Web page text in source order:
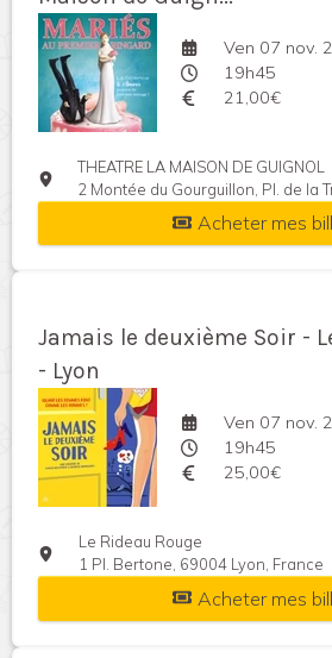
Ven 07 nov.
19h45
21,00€
THEATRE LA MAISON DE GUIGNOL
2 Montée du Gourguillon, Pl. de la
Acheter mes
Jamais le deuxième Soir -
- Lyon
Ven 07 nov.
19h45
25,00€
Le Rideau Rouge
1 Pl. Bertone, 69004 Lyon, France
Acheter mes